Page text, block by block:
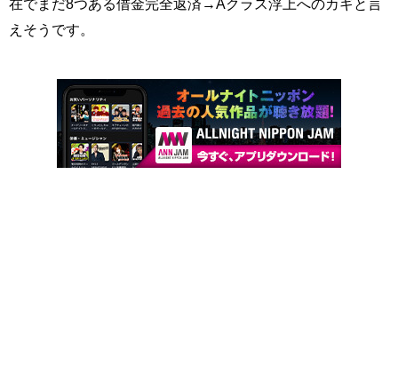
在でまだ8つある借金完全返済→Aクラス浮上へのカギと言
えそうです。